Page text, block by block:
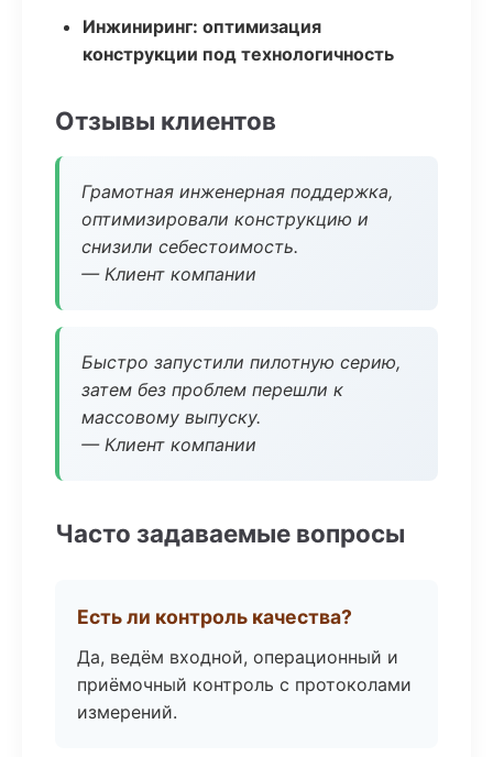
Инжиниринг: оптимизация
конструкции под технологичность
Отзывы клиентов
Грамотная инженерная поддержка,
оптимизировали конструкцию и
снизили себестоимость.
— Клиент компании
Быстро запустили пилотную серию,
затем без проблем перешли к
массовому выпуску.
— Клиент компании
Часто задаваемые вопросы
Есть ли контроль качества?
Да, ведём входной, операционный и
приёмочный контроль с протоколами
измерений.